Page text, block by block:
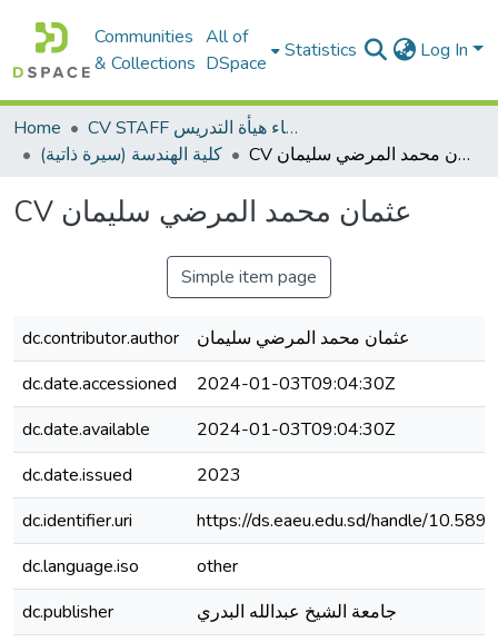
Communities
& Collections
All of
DSpace
Statistics Log In
Home
CV STAFF السيره الذاتية لأعضاء هيأة التدريس
كلية الهندسة (سيرة ذاتية)
CV عثمان محمد المرضي سليمان
CV عثمان محمد المرضي سليمان
Simple item page
dc.contributor.author
عثمان محمد المرضي سليمان
dc.date.accessioned
2024-01-03T09:04:30Z
dc.date.available
2024-01-03T09:04:30Z
dc.date.issued
2023
dc.identifier.uri
https://ds.eaeu.edu.sd/handle/
dc.language.iso
other
dc.publisher
جامعة الشيخ عبدالله البدري